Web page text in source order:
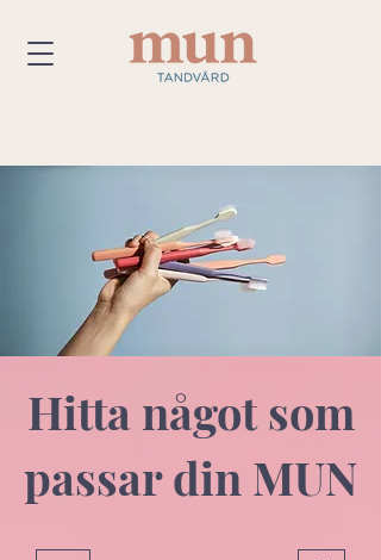
Hitta något som
passar din MUN